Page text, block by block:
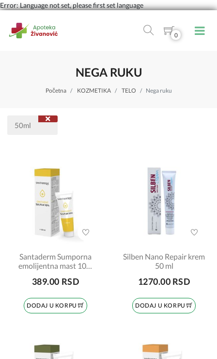
Error: Language not set, please first set language
0
NEGA RUKU
Početna KOZMETIKA TELO Nega ruku
50ml
Santaderm Sumporna
emolijentna mast 10%
389.00 RSD
DODAJ U KORPU
Silben Nano Repair krem
50 ml
1270.00 RSD
DODAJ U KORPU